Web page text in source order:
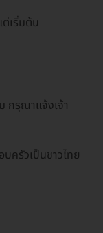
เริ่มต้น
กรุณาแจ้งเจ้า
ครัวเป็นชาวไทย